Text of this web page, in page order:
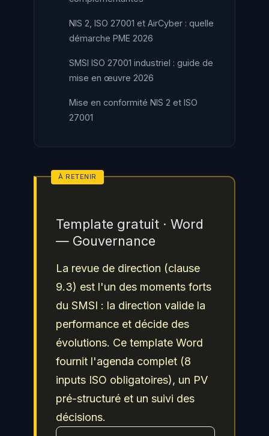
NIS 2, ISO 27001 et AirCyber : quelle
démarche PME 2026
SMSI ISO 27001 industriel : guide de
mise en œuvre 2026
Mise en conformité NIS 2 et ISO
27001
Template gratuit · Word
— Gouvernance
La revue de direction (clause
9.3) est l'un des moments forts
du SMSI : la direction valide la
performance et décide des
évolutions. Ce template Word
fournit l'agenda complet (8
inputs ISO obligatoires), un PV
pré-structuré et un suivi des
décisions.